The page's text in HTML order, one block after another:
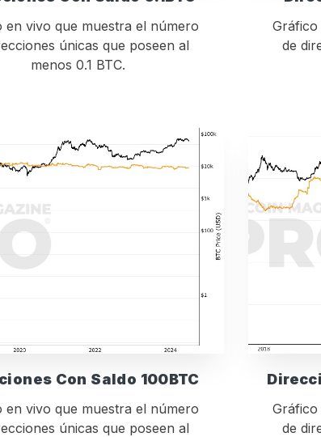
en vivo que muestra el número
únicas que poseen al
menos 0.1 BTC.
de
Con Saldo 100BTC
en vivo que muestra el número
únicas que poseen al
de